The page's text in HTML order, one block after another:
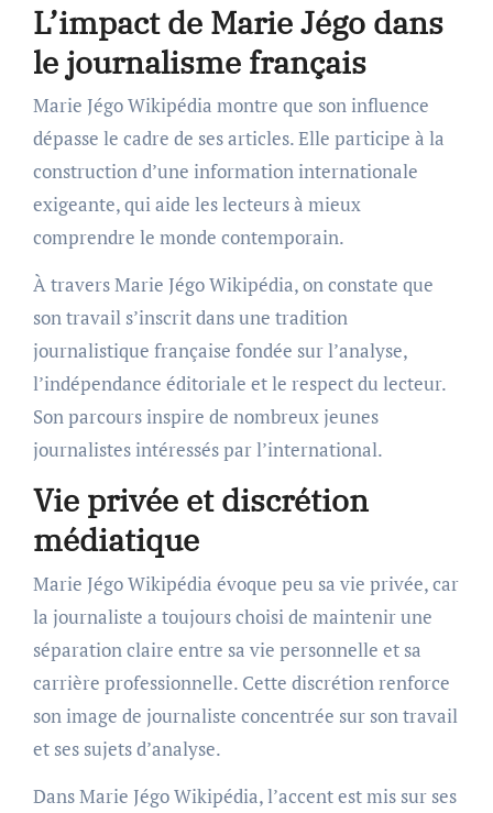
L’impact de Marie Jégo dans
le journalisme français
Marie Jégo Wikipédia montre que son influence
dépasse le cadre de ses articles. Elle participe à la
construction d’une information internationale
exigeante, qui aide les lecteurs à mieux
comprendre le monde contemporain.
À travers Marie Jégo Wikipédia, on constate que
son travail s’inscrit dans une tradition
journalistique française fondée sur l’analyse,
l’indépendance éditoriale et le respect du lecteur.
Son parcours inspire de nombreux jeunes
journalistes intéressés par l’international.
Vie privée et discrétion
médiatique
Marie Jégo Wikipédia évoque peu sa vie privée, car
la journaliste a toujours choisi de maintenir une
séparation claire entre sa vie personnelle et sa
carrière professionnelle. Cette discrétion renforce
son image de journaliste concentrée sur son travail
et ses sujets d’analyse.
Dans Marie Jégo Wikipédia, l’accent est mis sur ses